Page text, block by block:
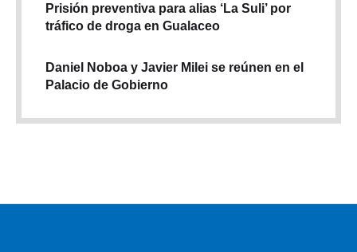
Prisión preventiva para alias ‘La Suli’ por
tráfico de droga en Gualaceo
Daniel Noboa y Javier Milei se reúnen en el
Palacio de Gobierno